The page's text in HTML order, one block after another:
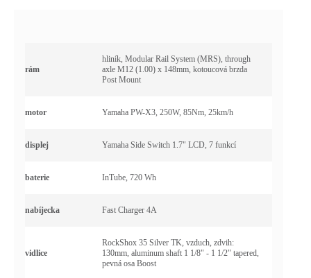
rám
hliník, Modular Rail System (MRS), through
axle M12 (1.00) x 148mm, kotoucová brzda
Post Mount
motor Yamaha PW-X3, 250W, 85Nm, 25km/h
displej Yamaha Side Switch 1.7" LCD, 7 funkcí
baterie InTube, 720 Wh
nabíjecka Fast Charger 4A
vidlice
RockShox 35 Silver TK, vzduch, zdvih:
130mm, aluminum shaft 1 1/8" - 1 1/2" tapered,
pevná osa Boost